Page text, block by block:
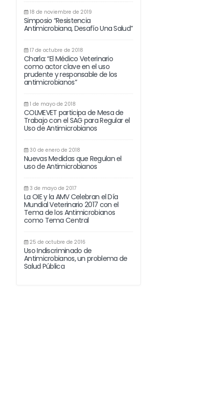
18 de noviembre de 2019
Simposio “Resistencia
Antimicrobiana, Desafío Una Salud”
17 de octubre de 2018
Charla: “El Médico Veterinario
como actor clave en el uso
prudente y responsable de los
antimicrobianos”
1 de mayo de 2018
COLMEVET participa de Mesa de
Trabajo con el SAG para Regular el
Uso de Antimicrobianos
30 de enero de 2018
Nuevas Medidas que Regulan el
uso de Antimicrobianos
3 de mayo de 2017
La OIE y la AMV Celebran el Día
Mundial Veterinario 2017 con el
Tema de los Antimicrobianos
como Tema Central
25 de octubre de 2016
Uso Indiscriminado de
Antimicrobianos, un problema de
Salud Pública